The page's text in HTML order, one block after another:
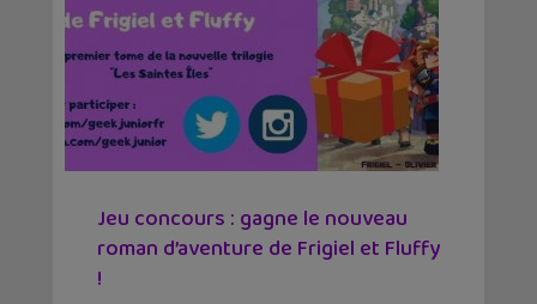
Jeu concours : gagne le nouveau
roman d’aventure de Frigiel et Fluffy
!